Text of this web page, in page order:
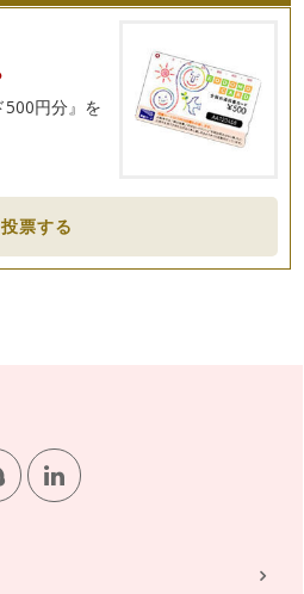
～実践編～
すね♪ 皆さんこんにちは、野菜
～ねらい編～
こんにちは！ 野菜ソムリエの岩
らい克服塾の現場から～
菜ソムリエの岩本 香です。 も
とっ…
…
いステップ～
円分』を
投票する